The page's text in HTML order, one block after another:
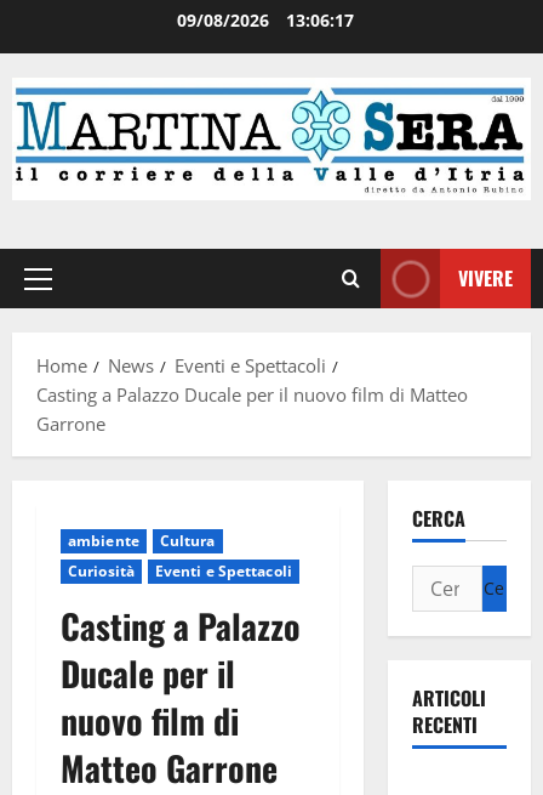
09/08/2026 13:06:17
VIVERE
Home News
Eventi e Spettacoli
Casting a Palazzo Ducale per il nuovo film di Matteo
Garrone
ambiente
Cultura
Curiosità
Eventi e Spettacoli
Casting a Palazzo
Ducale per il
nuovo film di
Matteo Garrone
CERCA
ARTICOLI
RECENTI